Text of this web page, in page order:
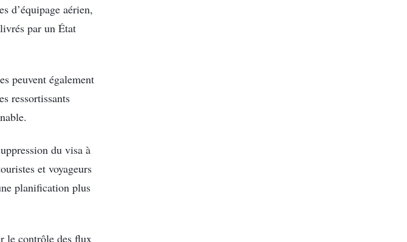
d’équipage aérien,
par un État
peuvent également
ressortissants
du visa à
et voyageurs
planification plus
le contrôle des flux